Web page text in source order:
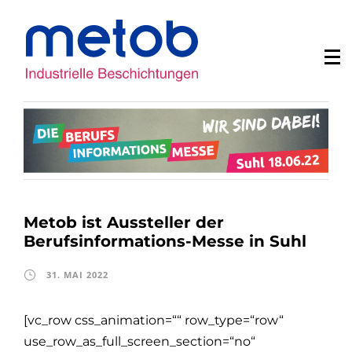
Metob ist Aussteller der
Berufsinformations-Messe in Suhl
31. MAI 2022
[vc_row css_animation=““ row_type=“row“
use_row_as_full_screen_section=“no“